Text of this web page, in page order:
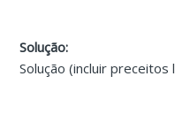
Solução:
Solução (incluir preceitos